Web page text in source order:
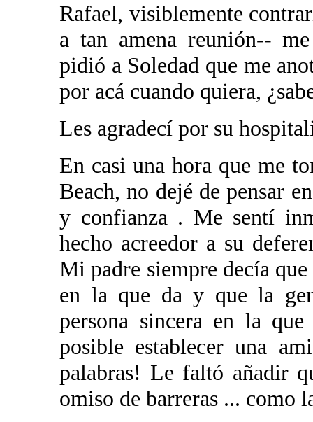
Rafael, visiblemente
a tan amena reunión--
pidió a Soledad que me
por acá cuando quiera,
Les agradecí por su
En casi una hora que me
Beach, no dejé de pensar
y confianza . Me sentí
hecho acreedor a su
Mi padre siempre decía
en la que da y que la
persona sincera en la
posible establecer una
palabras! Le faltó añadir
omiso de barreras ... como